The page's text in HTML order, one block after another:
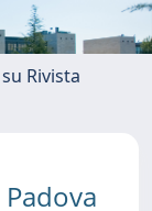
Rivista